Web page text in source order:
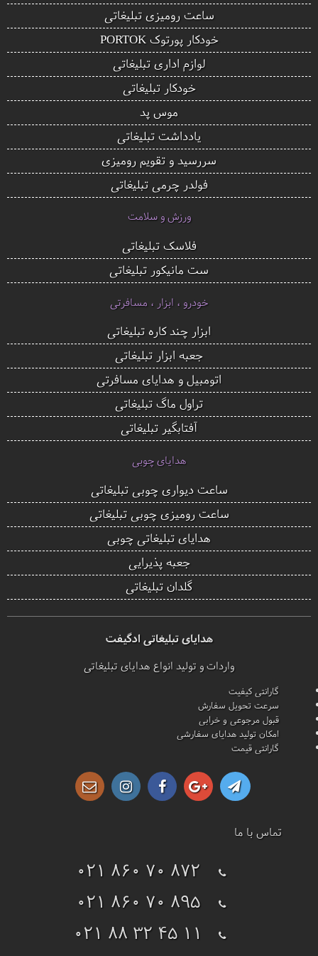
ساعت رومیزی تبلیغاتی
خودکار پورتوک PORTOK
لوازم اداری تبلیغاتی
خودکار تبلیغاتی
موس پد
یادداشت تبلیغاتی
سررسید و تقویم رومیزی
فولدر چرمی تبلیغاتی
ورزش و سلامت
فلاسک تبلیغاتی
ست مانیکور تبلیغاتی
خودرو ، ابزار ، مسافرتی
ابزار چند کاره تبلیغاتی
جعبه ابزار تبلیغاتی
اتومبیل و هدایای مسافرتی
تراول ماگ تبلیغاتی
آفتابگیر تبلیغاتی
هدایای چوبی
ساعت دیواری چوبی تبلیغاتی
ساعت رومیزی چوبی تبلیغاتی
هدایای تبلیغاتی چوبی
جعبه پذیرایی
گلدان تبلیغاتی
هدایای تبلیغاتی ادگیفت
واردات و تولید انواع هدایای تبلیغاتی
گارانتی کیفیت
سرعت تحویل سفارش
قبول مرجوعی و خرابی
امکان تولید هدایای سفارشی
گارانتی قیمت
تماس با ما
021 860 70 872
021 860 70 895
021 88 32 45 11